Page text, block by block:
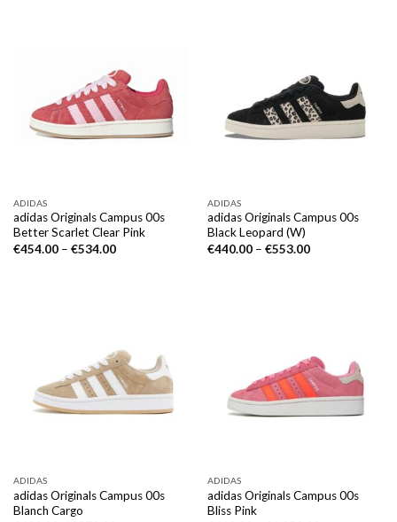
ADIDAS
adidas Originals Campus 00s
Better Scarlet Clear Pink
€454.00– €534.00
ADIDAS
adidas Originals Campus 00s
Black Leopard (W)
€440.00– €553.00
ADIDAS
adidas Originals Campus 00s
Blanch Cargo
ADIDAS
adidas Originals Campus 00s
Bliss Pink